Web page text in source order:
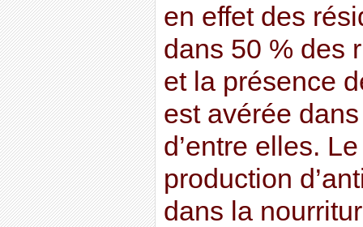
en effet des
dans 50 % des
et la présence
est avérée
d’entre elles.
production
dans la